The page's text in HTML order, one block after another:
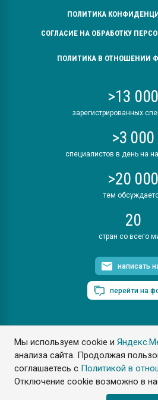
Мы используем cookie и
анализа сайта. Продолжая
соглашаетесь с Политикой в
Отключение cookie возможно в
ПОЛИТИКА
СОГЛАСИЕ НА ОБРАБОТКУ
ПОЛИТИКА В ОТНОШЕНИИ
>13 000
зарегистрированных
>3 000
специалистов в день на
>20 000
тем
20
стран со всего
написать
перейти на
ПластЭксперт © 2006. Все
Разрешается копирование
ссылкой на www.e-
Разработка сайта